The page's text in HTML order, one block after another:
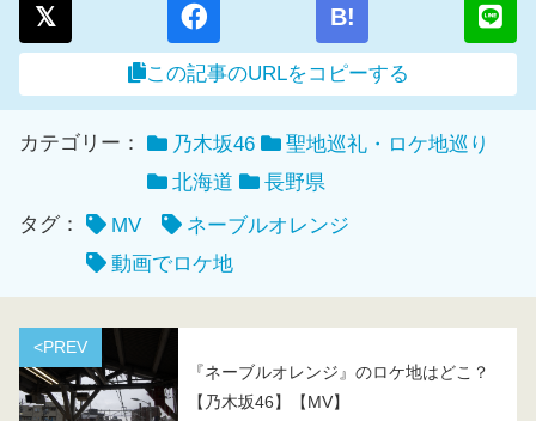
B!
この記事のURLをコピーする
カテゴリー： 乃木坂46
聖地巡礼・ロケ地巡り
北海道
長野県
タグ：
MV
ネーブルオレンジ
動画でロケ地
<PREV
『ネーブルオレンジ』のロケ地はどこ？
【乃木坂46】【MV】